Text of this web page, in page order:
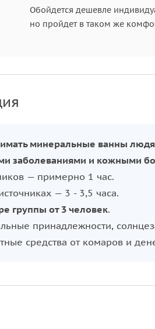
Обойдется дешевле
но пройдет в таком же
минеральные ванны
заболеваниями и кожными
— примерно 1 час.
— 3 - 3,5 часа.
группы от 3 человек.
принадлежности,
средства от комаров и